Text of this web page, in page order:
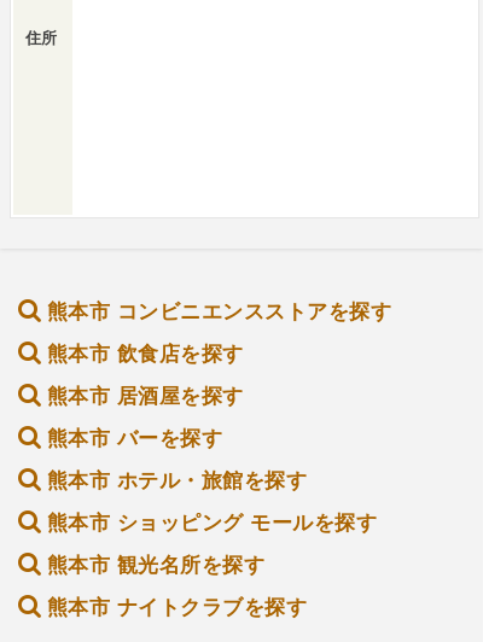
住所
熊本市 コンビニエンスストアを探す
熊本市 飲食店を探す
熊本市 居酒屋を探す
熊本市 バーを探す
熊本市 ホテル・旅館を探す
熊本市 ショッピング モールを探す
熊本市 観光名所を探す
熊本市 ナイトクラブを探す